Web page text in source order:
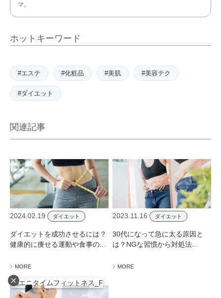
マ。
ホットキーワード
#エステ #化粧品 #美肌 #美容テク
#ダイエット
関連記事
2024.02.19 ダイエット
ダイエットを成功させるには？
健康的に痩せる運動や食事の...
MORE
2023.11.16 ダイエット
30代になって​急に太る原因と
は？NGな習慣から対処法...
MORE